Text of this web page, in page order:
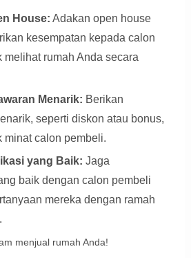
House: Adakan open house
kesempatan kepada calon
melihat rumah Anda secara
Menarik: Berikan
seperti diskon atau bonus,
minat calon pembeli.
yang Baik: Jaga
baik dengan calon pembeli
mereka dengan ramah
menjual rumah Anda!